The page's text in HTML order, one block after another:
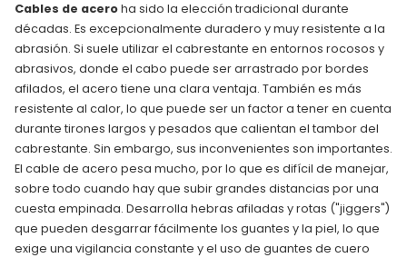
Cables de aceroha sido la elección tradicional durante
décadas. Es excepcionalmente duradero y muy resistente a la
abrasión. Si suele utilizar el cabrestante en entornos rocosos y
abrasivos, donde el cabo puede ser arrastrado por bordes
afilados, el acero tiene una clara ventaja. También es más
resistente al calor, lo que puede ser un factor a tener en cuenta
durante tirones largos y pesados que calientan el tambor del
cabrestante. Sin embargo, sus inconvenientes son importantes.
El cable de acero pesa mucho, por lo que es difícil de manejar,
sobre todo cuando hay que subir grandes distancias por una
cuesta empinada. Desarrolla hebras afiladas y rotas ("jiggers")
que pueden desgarrar fácilmente los guantes y la piel, lo que
exige una vigilancia constante y el uso de guantes de cuero